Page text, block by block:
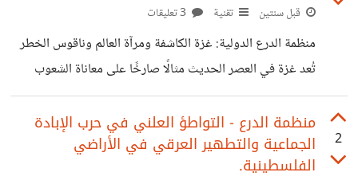
أحلامهم، ونساء يُفجعن بفقدان أبنائهن وأزواجهن، وأسر كاملة
تُدفن تحت الأنقاض بلا رحمة. ما يحدث في غزة هو مأساة
متجددة، وواقع دموي لم يشهد له التاريخ مثيلاً من الصمت
قبل سنتين تقنية
منظمة الدرع الدولية: غزة الكاشفة ومرآة العالم وناقوس الخطر
تُعد غزة في العصر الحديث مثالًا صارخًا على معاناة الشعوب
تحت وطأة الحروب والنزاعات، وهي ليست مجرد بقعة جغرافية،
بل رمزٌ للكفاح والمقاومة. لقد كشفت الأحداث التي جرت في غزة
خلال السنوات الماضية العديد من الحقائق المُرّة، بدءًا من
الازدواجية في المعايير الدولية إلى النفاق الإقليمي والدولي،
2
منظمة الدرع - التواطؤ العلني في حرب الإبادة
الجماعية والتطهير العرقي في الأراضي
الفلسطينية.